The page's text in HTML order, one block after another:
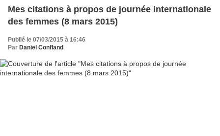
Mes citations à propos de journée internationale
des femmes (8 mars 2015)
Publié le 07/03/2015 à 16:46
Par Daniel Confland